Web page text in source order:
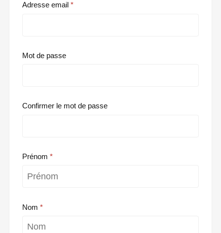
Adresse email
Mot de passe
Confirmer le mot de passe
Prénom
Nom